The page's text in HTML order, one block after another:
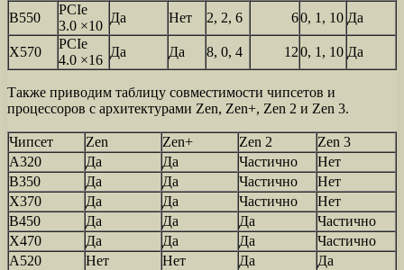
B550
PCIe
3.0 ×10
Да Нет 2, 2, 6 60, 1, 10 Да
X570
PCIe
4.0 ×16
Да Да 8, 0, 4 120, 1, 10 Да
Также приводим таблицу совместимости чипсетов и
процессоров с архитектурами Zen, Zen+, Zen 2 и Zen 3.
Чипсет Zen Zen+ Zen 2
Zen 3
A320
Да Да Частично
Нет
B350
Да Да Частично
Нет
X370
Да Да Частично
Нет
B450
Да Да Да
Частично
X470
Да Да Да
Частично
A520
Нет Нет Да
Да